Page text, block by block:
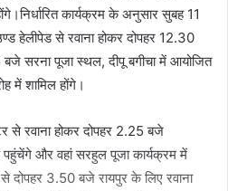
कार्यक्रम के अनुसार सुबह 11
हेलीपेड से रवाना होकर दोपहर 12.30
सरना पूजा स्थल, दीपू बगीचा में आयोजित
में शामिल होंगे।
से रवाना होकर दोपहर 2.25 बजे
पहुंचेंगे और वहां सरहुल पूजा कार्यक्रम में
दोपहर 3.50 बजे रायपुर के लिए रवाना